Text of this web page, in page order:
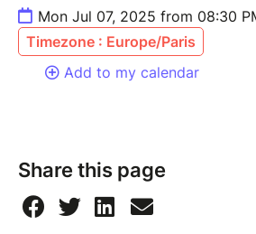
Mon Jul 07, 2025 from 08:30
Timezone : Europe/Paris
Add to my calendar
Share this page